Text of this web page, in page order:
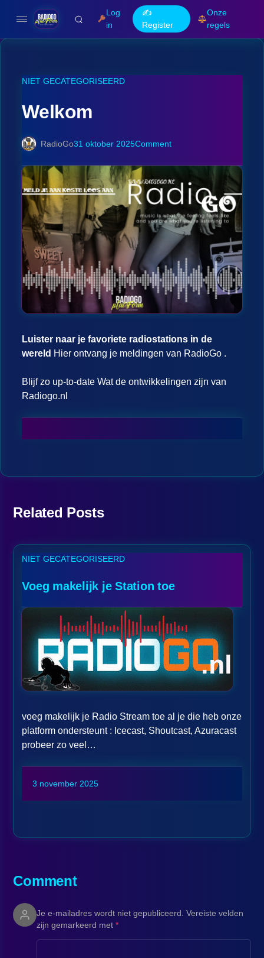
Log
in
✍️
Register
Onze
regels
NIET GECATEGORISEERD
Welkom
RadioGo31 oktober 2025Comment
Luister naar je favoriete radiostations in de
wereld Hier ontvang je meldingen van RadioGo .
Blijf zo up-to-date Wat de ontwikkelingen zijn van
Radiogo.nl
Related Posts
NIET GECATEGORISEERD
Voeg makelijk je Station toe
voeg makelijk je Radio Stream toe al je die heb onze
platform ondersteunt : Icecast, Shoutcast, Azuracast
probeer zo veel…
3 november 2025
Comment
Je e-mailadres wordt niet gepubliceerd.
Vereiste velden
zijn gemarkeerd met*